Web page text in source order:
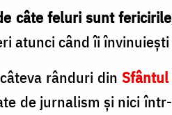
câte feluri sunt
atunci când îi
rânduri din
de jurnalism şi nici